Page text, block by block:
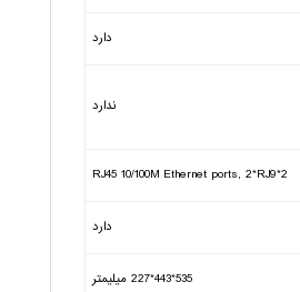
دارد
ندارد
2*RJ45 10/100M Ethernet ports, 2*RJ9
دارد
535*443*227 میلیمتر